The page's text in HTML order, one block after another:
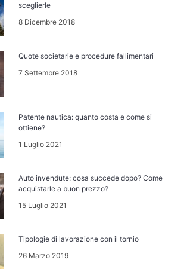
sceglierle
8 Dicembre 2018
Quote societarie e procedure fallimentari
7 Settembre 2018
Patente nautica: quanto costa e come si
ottiene?
1 Luglio 2021
Auto invendute: cosa succede dopo? Come
acquistarle a buon prezzo?
15 Luglio 2021
Tipologie di lavorazione con il tornio
26 Marzo 2019